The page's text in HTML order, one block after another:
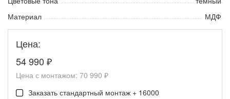
Материал
МДФ
Цена:
54 990 ₽
Цена с монтажом: 70 990 ₽
Заказать стандартный монтаж + 16000